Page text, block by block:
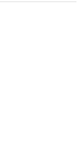
いて
。
いいですか？